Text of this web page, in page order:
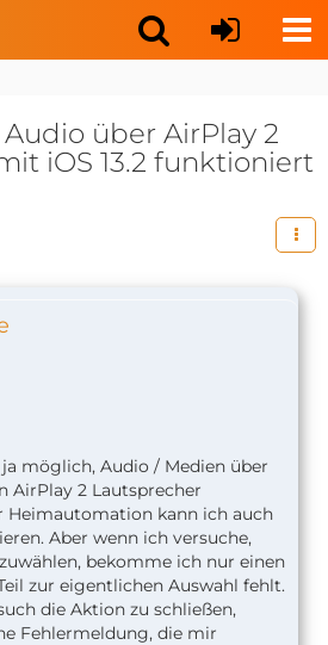
über AirPlay 2
iOS 13.2 funktioniert
ja möglich, Audio / Medien über
AirPlay 2 Lautsprecher
Heimautomation kann ich auch
Aber wenn ich versuche,
bekomme ich nur einen
zur eigentlichen Auswahl fehlt.
die Aktion zu schließen,
Fehlermeldung, die mir